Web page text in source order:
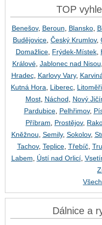
TOP
Benešov, Beroun Blansko,
Budějovice Český Krumlov,
Domažlice Frýdek-Místek
Králové, Jablonec nad Nisou
Hradec, Karlovy Vary,
Kutná Hora
Liberec
Most, Náchod Nový
Pardubice, Pelhřimov,
Příbram
Prostějov,
Kněžnou Semily, Sokolov,
Tachov, Teplice, Třebíč,
Labem
Ústí nad Orlicí,
Dálnice a